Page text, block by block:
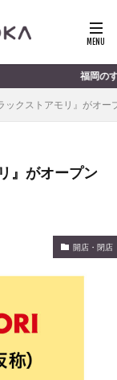
福岡のすこ〜し気になる
ックストアモリ』がオー
』がオープン
開店・閉店